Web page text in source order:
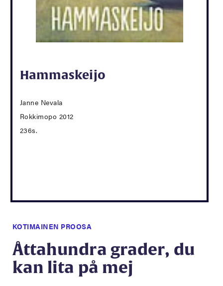
Hammaskeijo
Janne Nevala
Rokkimopo 2012
236s.
KOTIMAINEN PROOSA
Åttahundra grader, du
kan lita på mej